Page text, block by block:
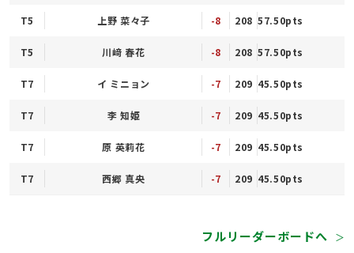
T5 上野 菜々子 -8 208 57.50pts
T5 川﨑 春花 -8 208 57.50pts
T7 イ ミニョン -7 209 45.50pts
T7 李 知姫 -7 209 45.50pts
T7 原 英莉花 -7 209 45.50pts
T7 西郷 真央 -7 209 45.50pts
フルリーダーボードへ ＞